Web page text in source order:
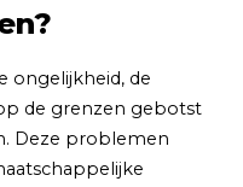
ongelijkheid, de
de grenzen gebotst
Deze problemen